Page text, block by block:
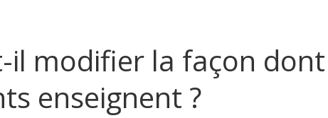
il modifier la façon dont
enseignent ?